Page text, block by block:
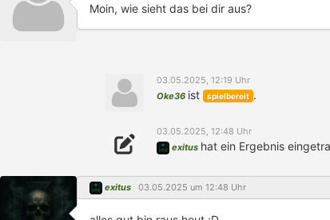
Moin, wie sieht das bei dir aus?
03.05.2025, 12:19 Uhr
Oke36 ist spielbereit .
03.05.2025, 12:48 Uhr
exitus hat ein Ergebnis
exitus 03.05.2025 um 12:48 Uhr